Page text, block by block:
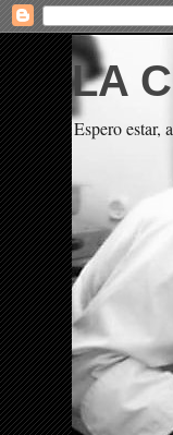
LA
Espero estar,